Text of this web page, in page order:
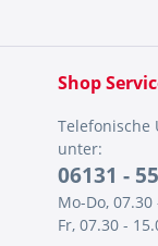
Shop
Telefonische
unter:
06131 -
Mo-Do,
Fr, 07.30 -